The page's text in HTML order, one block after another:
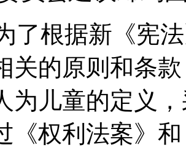
了根据新《宪
关的原则和条
为儿童的定义
《权利法案》